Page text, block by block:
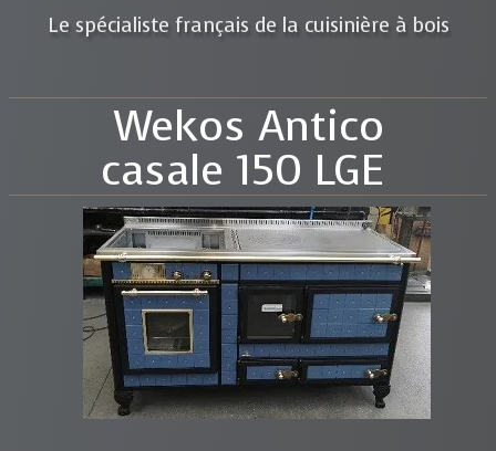
Notre entreprise
Galerie▼
Marques▼
Contact
Le spécialiste français de la cuisinière à bois
Wekos Antico
casale 150 LGE